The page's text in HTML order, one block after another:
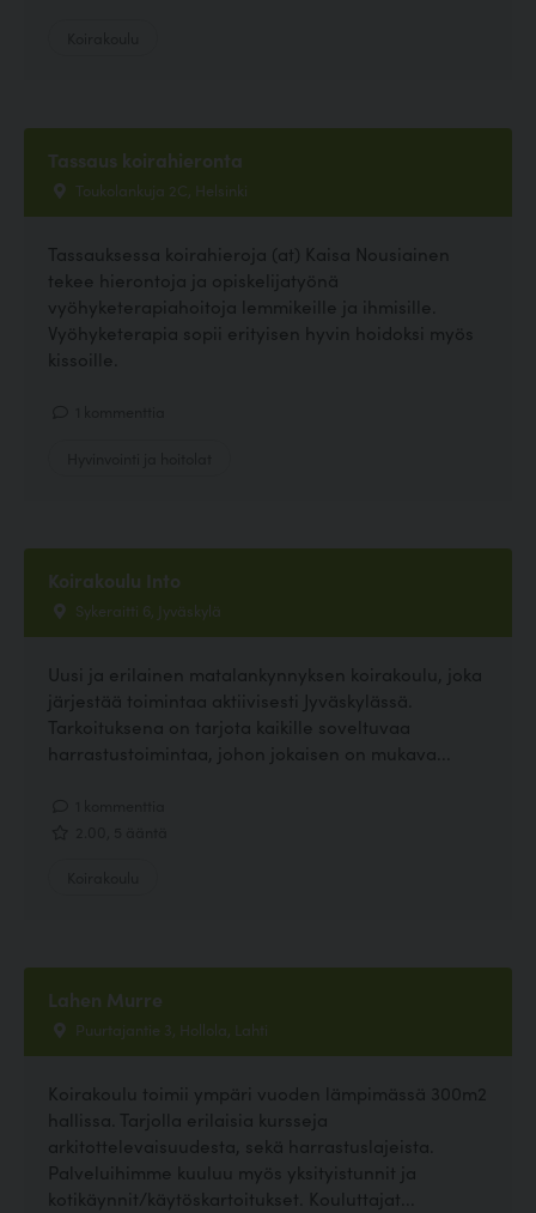
Tassaus koirahieronta
Toukolankuja 2C, Helsinki
Tassauksessa koirahieroja (at) Kaisa Nousiainen
tekee hierontoja ja opiskelijatyönä
vyöhyketerapiahoitoja lemmikeille ja ihmisille.
Vyöhyketerapia sopii erityisen hyvin hoidoksi myös
kissoille.
Koirakoulu Into
Sykeraitti 6, Jyväskylä
Uusi ja erilainen matalankynnyksen koirakoulu, joka
järjestää toimintaa aktiivisesti Jyväskylässä.
Tarkoituksena on tarjota kaikille soveltuvaa
harrastustoimintaa, johon jokaisen on mukava...
Lahen Murre
Puurtajantie 3, Hollola, Lahti
Koirakoulu toimii ympäri vuoden lämpimässä 300m2
hallissa. Tarjolla erilaisia kursseja
arkitottelevaisuudesta, sekä harrastuslajeista.
Palveluihimme kuuluu myös yksityistunnit ja
kotikäynnit/käytöskartoitukset. Kouluttajat...